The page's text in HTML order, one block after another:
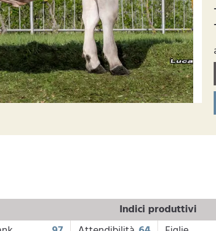
Indici produttivi